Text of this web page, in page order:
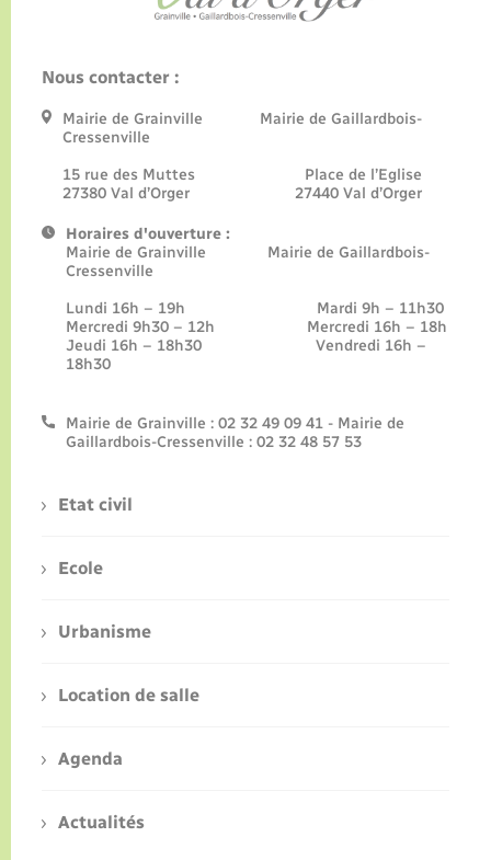
Nous contacter :
Mairie de Grainville Mairie de Gaillardbois-
Cressenville
15 rue des Muttes Place de l’Eglise
27380 Val d’Orger 27440 Val d’Orger
Horaires d'ouverture :
Mairie de Grainville Mairie de Gaillardbois-
Cressenville
Lundi 16h – 19h Mardi 9h – 11h30
Mercredi 9h30 – 12h Mercredi 16h – 18h
Jeudi 16h – 18h30 Vendredi 16h –
18h30
Mairie de Grainville : 02 32 49 09 41 - Mairie de
Gaillardbois-Cressenville : 02 32 48 57 53
Etat civil
Ecole
Urbanisme
Location de salle
Agenda
Actualités